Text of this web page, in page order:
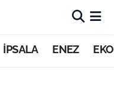
İPSALA ENEZ